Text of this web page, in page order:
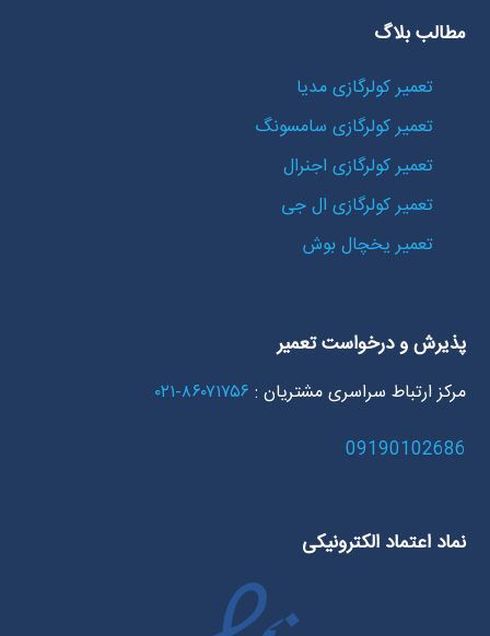
مطالب بلاگ
تعمیر کولرگازی مدیا
تعمیر کولرگازی سامسونگ
تعمیر کولرگازی اجنرال
تعمیر کولرگازی ال جی
تعمیر یخچال بوش
پذیرش و درخواست تعمیر
مرکز ارتباط سراسری مشتریان : ۸۶۰۷۱۷۵۶-۰۲۱
09190102686
نماد اعتماد الکترونیکی